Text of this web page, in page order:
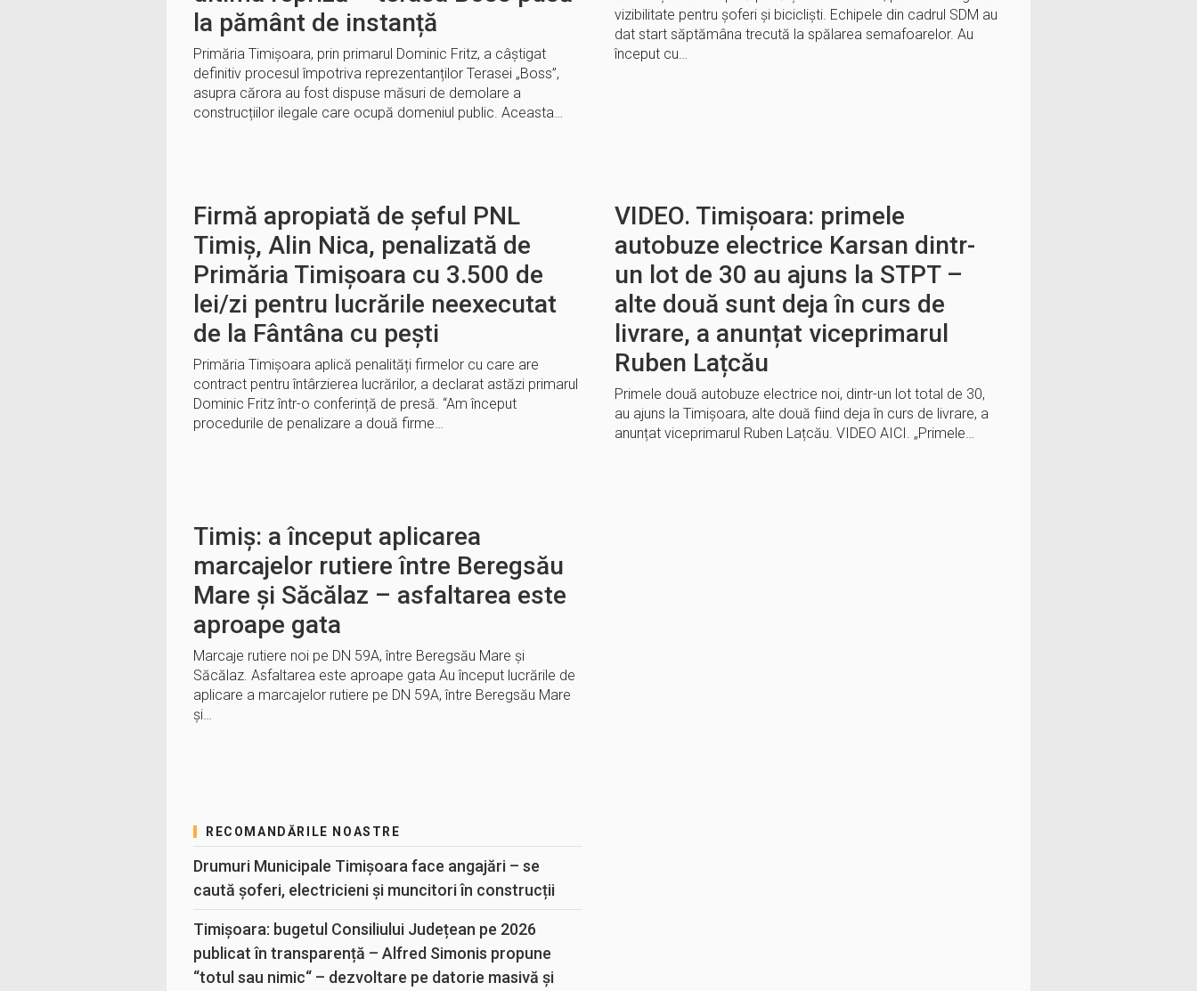
la pământ de instanță
Primăria Timișoara, prin primarul Dominic Fritz, a câștigat
definitiv procesul împotriva reprezentanților Terasei „Boss”,
asupra cărora au fost dispuse măsuri de demolare a
construcțiilor ilegale care ocupă domeniul public. Aceasta…
vizibilitate pentru șoferi și bicicliști. Echipele din cadrul SDM au
dat start săptămâna trecută la spălarea semafoarelor. Au
început cu…
Firmă apropiată de șeful PNL
Timiș, Alin Nica, penalizată de
Primăria Timișoara cu 3.500 de
lei/zi pentru lucrările neexecutat
de la Fântâna cu pești
Primăria Timișoara aplică penalități firmelor cu care are
contract pentru întârzierea lucrărilor, a declarat astăzi primarul
Dominic Fritz într-o conferință de presă. “Am început
procedurile de penalizare a două firme…
VIDEO. Timișoara: primele
autobuze electrice Karsan dintr-
un lot de 30 au ajuns la STPT –
alte două sunt deja în curs de
livrare, a anunțat viceprimarul
Ruben Lațcău
Primele două autobuze electrice noi, dintr-un lot total de 30,
au ajuns la Timișoara, alte două fiind deja în curs de livrare, a
anunțat viceprimarul Ruben Lațcău. VIDEO AICI. „Primele…
Timiș: a început aplicarea
marcajelor rutiere între Beregsău
Mare și Săcălaz – asfaltarea este
aproape gata
Marcaje rutiere noi pe DN 59A, între Beregsău Mare și
Săcălaz. Asfaltarea este aproape gata Au început lucrările de
aplicare a marcajelor rutiere pe DN 59A, între Beregsău Mare
și…
RECOMANDĂRILE NOASTRE
Drumuri Municipale Timișoara face angajări – se
caută șoferi, electricieni și muncitori în construcții
Timișoara: bugetul Consiliului Județean pe 2026
publicat în transparență – Alfred Simonis propune
“totul sau nimic“ – dezvoltare pe datorie masivă și